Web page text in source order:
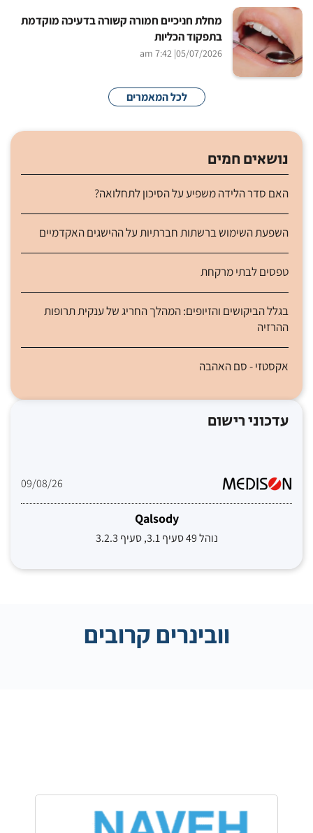
מחלת חניכיים חמורה קשורה בדעיכה מוקדמת
בתפקוד הכליות
05/07/2026
| 7:42 am
לכל המאמרים
נושאים חמים
האם סדר הלידה משפיע על הסיכון לתחלואה?
השפעת השימוש ברשתות חברתיות על ההישגים האקדמיים
טפסים לבתי מרקחת
בגלל הביקושים והזיופים: המהלך החריג של ענקית תרופות
ההרזיה
אקסטזי - סם האהבה
עדכוני רישום
09/08/26
Qalsody
נוהל 49 סעיף 3.1, סעיף 3.2.3
וובינרים קרובים